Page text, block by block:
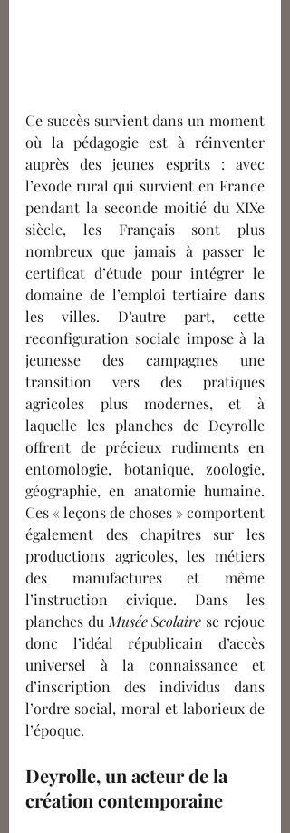
Ce succès survient dans un moment
où la pédagogie est à réinventer
auprès des jeunes esprits : avec
l’exode rural qui survient en France
pendant la seconde moitié du XIXe
siècle, les Français
sont plus
nombreux que jamais à passer le
certificat d’étude pour intégrer le
domaine de l’emploi tertiaire dans
les villes. D’autre part, cette
reconfiguration sociale impose à la
jeunesse des campagnes une
transition vers des pratiques
agricoles plus modernes, et à
laquelle les planches de Deyrolle
offrent de précieux rudiments en
entomologie, botanique, zoologie,
géographie, en anatomie humaine.
Ces « leçons de choses » comportent
également des chapitres sur les
productions agricoles, les métiers
des manufactures et même
l’instruction civique. Dans les
planches du Musée Scolaire se rejoue
donc l’idéal républicain d’accès
universel à la connaissance et
d’inscription des individus dans
l’ordre social, moral et laborieux de
l’époque.
Deyrolle, un acteur de la
création contemporaine